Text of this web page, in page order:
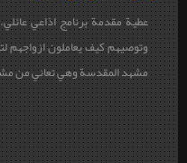
عطية مقدمة برنامج اذاعي
وتوصيهم كيف يعاملون
مشهد المقدسة وهي تعاني من